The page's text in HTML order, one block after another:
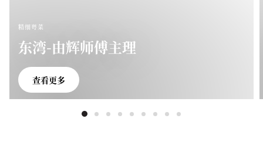
精细粤菜
东湾-由辉师傅主理
查看更多